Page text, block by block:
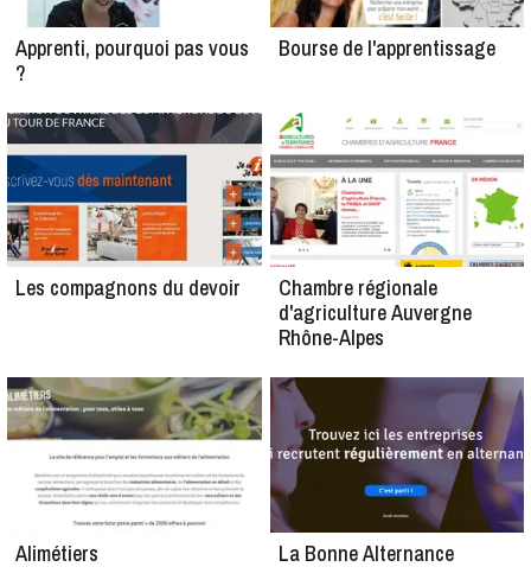
Apprenti, pourquoi pas vous
?
Bourse de l'apprentissage
Les compagnons du devoir
Chambre régionale
d'agriculture Auvergne
Rhône-Alpes
Alimétiers La Bonne Alternance